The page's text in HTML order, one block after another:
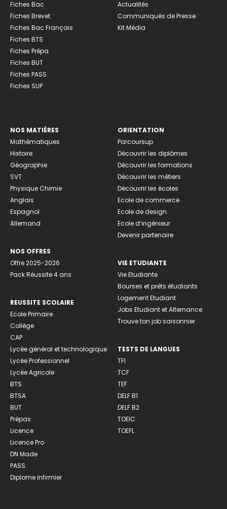
Fiches Bac
Fiches Brevet
Fiches Bac Français
Fiches BTS
Fiches Prépa
Fiches BUT
Fiches PASS
Fiches SUP
Actualités
Communiqués de Presse
Kit Média
NOS MATIÈRES
Mathématiques
Histoire
Géographie
SVT
Physique Chimie
Anglais
Espagnol
Allemand
NOS OFFRES
Offre 2025-2026
Pack Réussite 4 ans
REUSSITE SCOLAIRE
Ecole Primaire
Collège
CAP
Lycée général et technologique
Lycée Professionnel
Lycée Agricole
BTS
BTSA
BUT
Prépas
Licence
Licence Pro
DN Made
PASS
Diplome infirmier
ORIENTATION
Parcoursup
Découvrir les diplômes
Découvrir les formations
Découvrir les métiers
Découvrir les écoles
Ecole de commerce
Ecole de design
Ecole d’ingénieur
Devenir partenaire
VIE ETUDIANTE
Vie Etudiante
Bourses et prêts étudiants
Logement Etudiant
Jobs Etudiant et Alternance
Trouve ton job saisonnier
TESTS DE LANGUES
TFI
TCF
TEF
DELF B1
DELF B2
TOEIC
TOEFL